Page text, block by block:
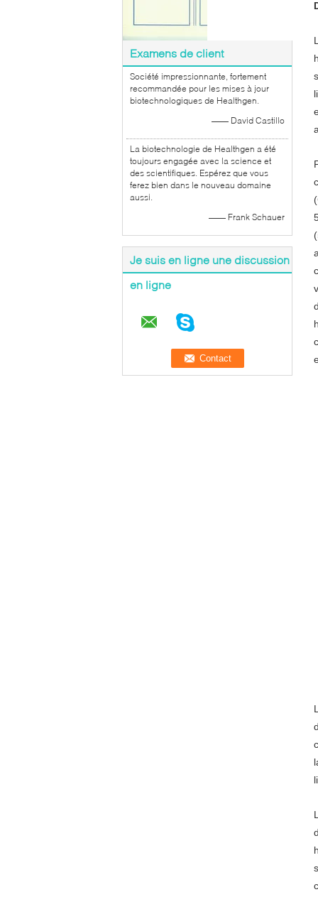
Examens de client
Société impressionnante, fortement
recommandée pour les mises à jour
biotechnologiques de Healthgen.
—— David Castillo
La biotechnologie de Healthgen a été
toujours engagée avec la science et
des scientifiques. Espérez que vous
ferez bien dans le nouveau domaine
aussi.
—— Frank Schauer
Je suis en ligne une discussion
en ligne